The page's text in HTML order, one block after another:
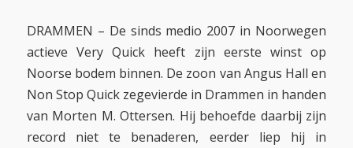
DRAMMEN – De sinds medio 2007 in Noorwegen
actieve Very Quick heeft zijn eerste winst op
Noorse bodem binnen. De zoon van Angus Hall en
Non Stop Quick zegevierde in Drammen in handen
van Morten M. Ottersen. Hij behoefde daarbij zijn
record niet te benaderen, eerder liep hij in